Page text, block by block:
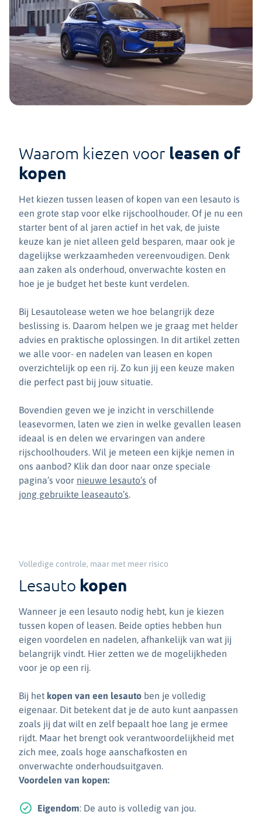
Waarom kiezen voor leasen of
kopen
Het kiezen tussen leasen of kopen van een lesauto is
een grote stap voor elke rijschoolhouder. Of je nu een
starter bent of al jaren actief in het vak, de juiste
keuze kan je niet alleen geld besparen, maar ook je
dagelijkse werkzaamheden vereenvoudigen. Denk
aan zaken als onderhoud, onverwachte kosten en
hoe je je budget het beste kunt verdelen.
Bij Lesautolease weten we hoe belangrijk deze
beslissing is. Daarom helpen we je graag met helder
advies en praktische oplossingen. In dit artikel zetten
we alle voor- en nadelen van leasen en kopen
overzichtelijk op een rij. Zo kun jij een keuze maken
die perfect past bij jouw situatie.
Bovendien geven we je inzicht in verschillende
leasevormen, laten we zien in welke gevallen leasen
ideaal is en delen we ervaringen van andere
rijschoolhouders. Wil je meteen een kijkje nemen in
ons aanbod? Klik dan door naar onze speciale
pagina’s voor nieuwe lesauto’s of
jong gebruikte leaseauto’s.
Volledige controle, maar met meer risico
Lesauto kopen
Wanneer je een lesauto nodig hebt, kun je kiezen
tussen kopen of leasen. Beide opties hebben hun
eigen voordelen en nadelen, afhankelijk van wat jij
belangrijk vindt. Hier zetten we de mogelijkheden
voor je op een rij.
Bij het kopen van een lesauto ben je volledig
eigenaar. Dit betekent dat je de auto kunt aanpassen
zoals jij dat wilt en zelf bepaalt hoe lang je ermee
rijdt. Maar het brengt ook verantwoordelijkheid met
zich mee, zoals hoge aanschafkosten en
onverwachte onderhoudsuitgaven.
Voordelen van kopen:
Eigendom: De auto is volledig van jou.